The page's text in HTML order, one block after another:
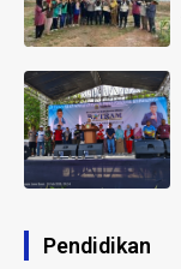
Pendidikan